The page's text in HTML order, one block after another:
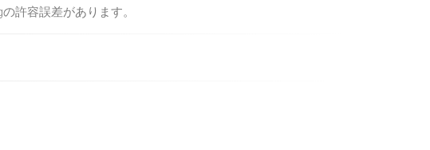
許容誤差があります。